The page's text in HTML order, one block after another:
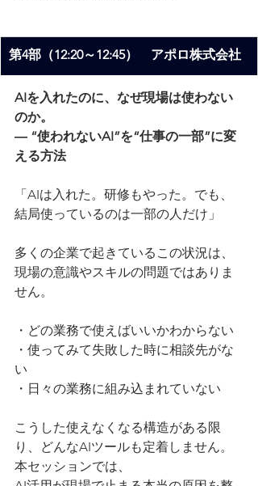
第4部（12:20～12:45）　アポロ株式会社
AIを入れたのに、なぜ現場は使わない
のか。
― “使われないAI”を“仕事の一部”に変
える方法
「AIは入れた。研修もやった。でも、
結局使っているのは一部の人だけ」
多くの企業で起きているこの状況は、
現場の意識やスキルの問題ではありま
せん。
・どの業務で使えばいいかわからない
・使ってみて失敗した時に相談先がな
い
・日々の業務に組み込まれていない
こうした使えなくなる構造がある限
り、どんなAIツールも定着しません。
本セッションでは、